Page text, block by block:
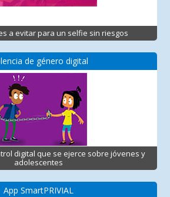
a evitar para un selfie sin riesgos
de género digital
digital que se ejerce sobre jóvenes y
adolescentes
App SmartPRIVIAL